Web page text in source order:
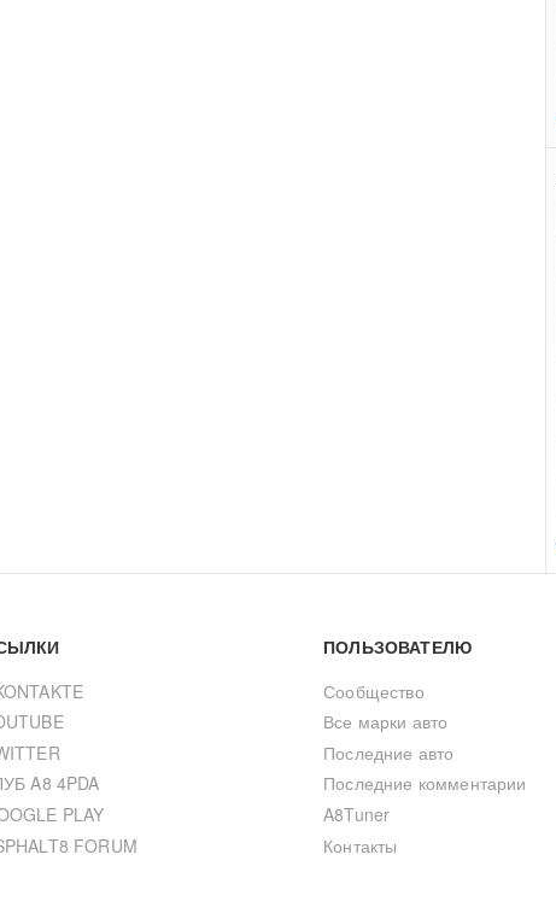
A8 4PDA
PLAY
FORUM
ПОЛЬЗОВАТЕЛЮ
Сообщество
Все марки авто
Последние авто
Последние комментарии
A8Tuner
Контакты